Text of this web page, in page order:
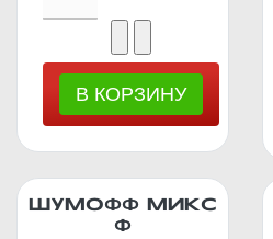
ШУМОФФ МИКС
Ф